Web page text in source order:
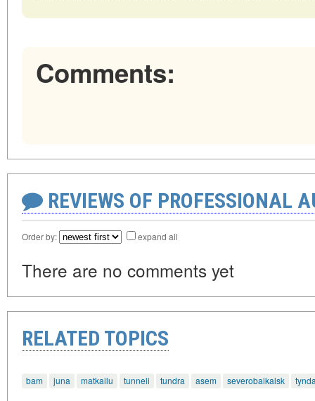
Comments:
REVIEWS OF PROFESSIONAL
Order by: expand all
There are no comments yet
RELATED TOPICS
bam juna matkailu tunneli tundra asem severobaikalsk